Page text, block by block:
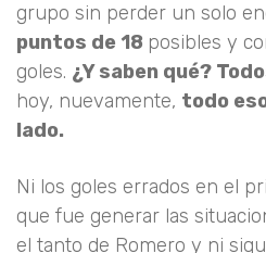
grupo sin perder un solo
puntos de 18 posibles y
goles. ¿Y saben qué?
hoy, nuevamente, todo
lado.
Ni los goles errados en el
que fue generar las
el tanto de Romero y ni